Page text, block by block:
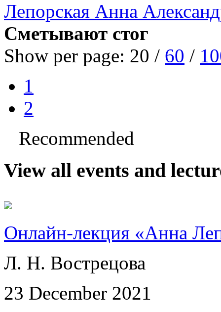
Лепорская Анна
Сметывают стог
Show per page: 20 / 60 /
1
2
Recommended
View all events and
Онлайн-лекция «Анна
Л. Н. Вострецова
23 December 2021